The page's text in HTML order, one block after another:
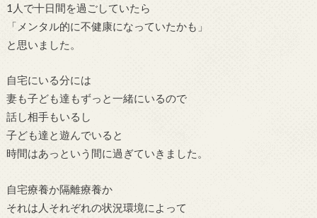
1人で十日間を過ごしていたら
「メンタル的に不健康になっていたかも」
と思いました。
自宅にいる分には
妻も子ども達もずっと一緒にいるので
話し相手もいるし
子ども達と遊んでいると
時間はあっという間に過ぎていきました。
自宅療養か隔離療養か
それは人それぞれの状況環境によって